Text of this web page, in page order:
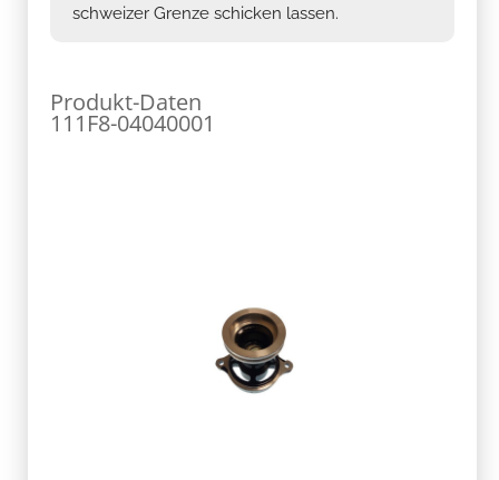
schweizer Grenze schicken lassen.
Produkt-Daten
111F8-04040001